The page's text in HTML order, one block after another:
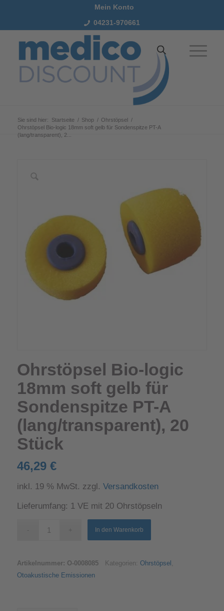
Mein Konto
04231-970661
Sie sind hier: Startseite / Shop / Ohrstöpsel /
Ohrstöpsel Bio-logic 18mm soft gelb für Sondenspitze PT-A
(lang/transparent), 2...
Ohrstöpsel Bio-logic
18mm soft gelb für
Sondenspitze PT-A
(lang/transparent), 20
Stück
46,29 €
inkl. 19 % MwSt. zzgl. Versandkosten
Lieferumfang: 1 VE mit 20 Ohrstöpseln
In den Warenkorb
Artikelnummer: O-0008085 Kategorien: Ohrstöpsel ,
Otoakustische Emissionen